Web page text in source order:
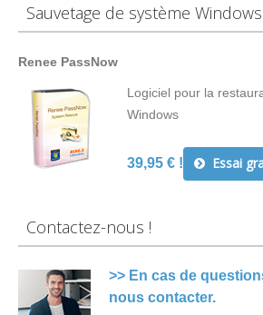
Sauvetage de système Windows
Renee PassNow
Logiciel pour la
Windows
39,95 € ! Essai
Contactez-nous !
>> En cas de
nous contacter.